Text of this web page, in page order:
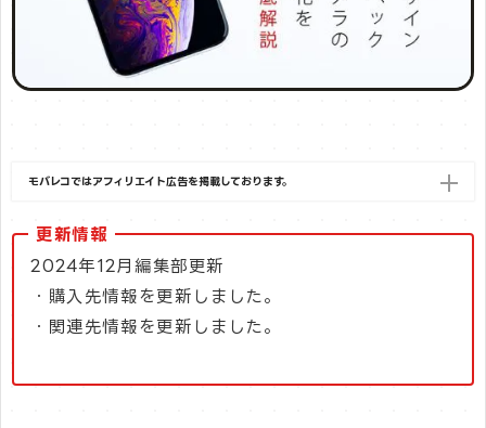
モバレコではアフィリエイト広告を掲載しております。
更新情報
2024年12月編集部更新
・購入先情報を更新しました。
・関連先情報を更新しました。